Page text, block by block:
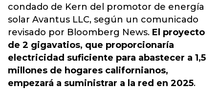
condado de Kern del promotor de energía
solar Avantus LLC, según un comunicado
revisado por Bloomberg News. El proyecto
de 2 gigavatios, que proporcionaría
electricidad suficiente para abastecer a 1,5
millones de hogares californianos,
empezará a suministrar a la red en 2025.